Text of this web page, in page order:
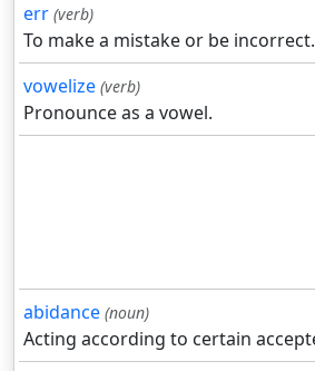
err (verb)
To make a mistake or be incorrect.
vowelize (verb)
Pronounce as a vowel.
abidance (noun)
Acting according to certain